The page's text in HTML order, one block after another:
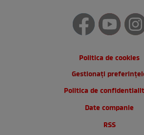
Politica de cookies
Gestionați
Politica de
Date companie
RSS